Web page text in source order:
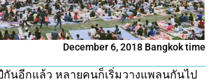
December 6, 2018 Bangkok time
นอีกแล้ว หลายคนก็เริ่มวางแพลนกันไป